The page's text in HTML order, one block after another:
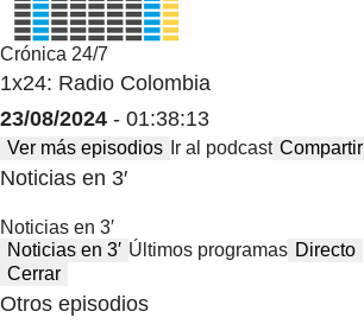
Crónica 24/7
1x24: Radio Colombia
23/08/2024 - 01:38:13
Ver más episodios Ir al podcast Compartir
Noticias en 3′
Noticias en 3′
Noticias en 3′ Últimos programas Directo
Cerrar
Otros episodios